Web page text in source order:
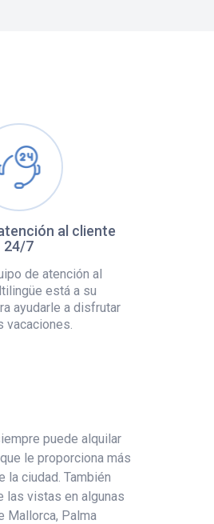
al cliente
24/7
de atención al
está a su
ayudarle a disfrutar
vacaciones.
puede alquilar
le proporciona más
ciudad. También
las vistas en algunas
Mallorca, Palma